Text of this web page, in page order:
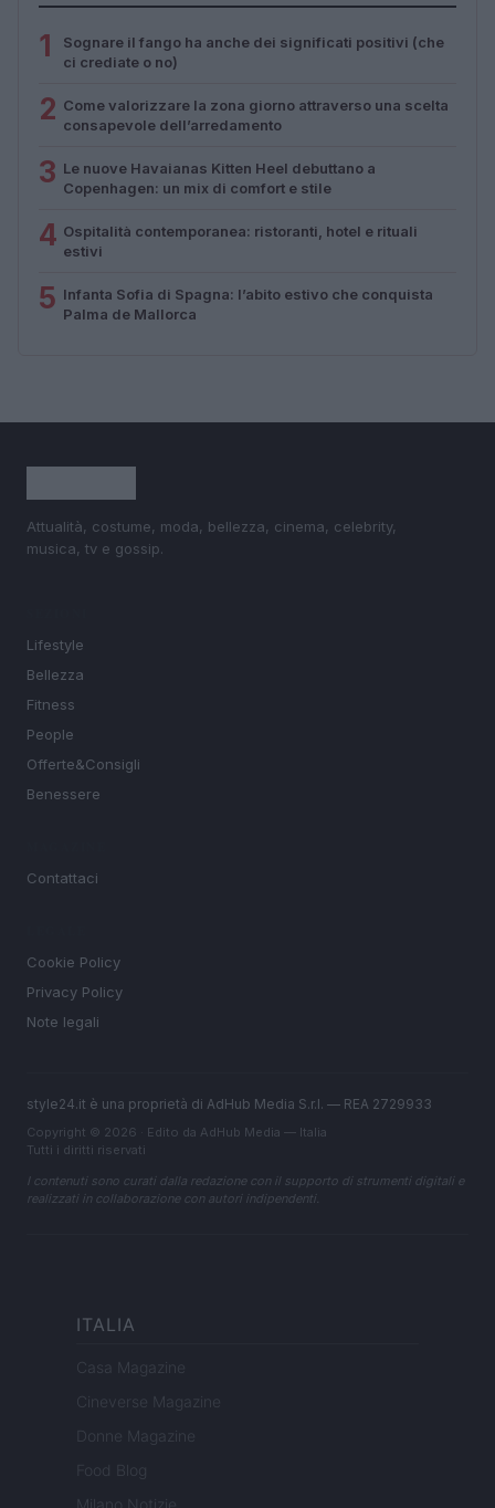
1
Sognare il fango ha anche dei significati positivi (che
ci crediate o no)
2 Come valorizzare la zona giorno attraverso una scelta
consapevole dell’arredamento
3 Le nuove Havaianas Kitten Heel debuttano a
Copenhagen: un mix di comfort e stile
4 Ospitalità contemporanea: ristoranti, hotel e rituali
estivi
5 Infanta Sofia di Spagna: l’abito estivo che conquista
Palma de Mallorca
Attualità, costume, moda, bellezza, cinema, celebrity,
musica, tv e gossip.
Lifestyle
Bellezza
Fitness
People
Offerte&Consigli
Benessere
Contattaci
Cookie Policy
Privacy Policy
Note legali
style24.it è una proprietà di AdHub Media S.r.l. — REA 2729933
Copyright © 2026 · Edito da AdHub Media — Italia
Tutti i diritti riservati
I contenuti sono curati dalla redazione con il supporto di strumenti digitali e
realizzati in collaborazione con autori indipendenti.
ITALIA
Casa Magazine
Cineverse Magazine
Donne Magazine
Food Blog